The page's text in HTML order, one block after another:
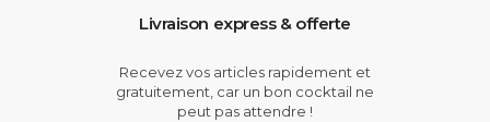
Livraison express & offerte
Recevez vos articles rapidement et
gratuitement, car un bon cocktail ne
peut pas attendre !